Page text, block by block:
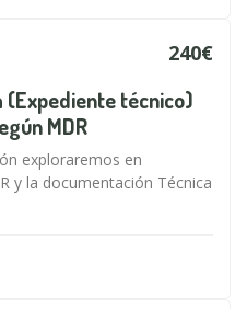
240€
(Expediente técnico)
MDR
exploraremos en
y la documentación Técnica